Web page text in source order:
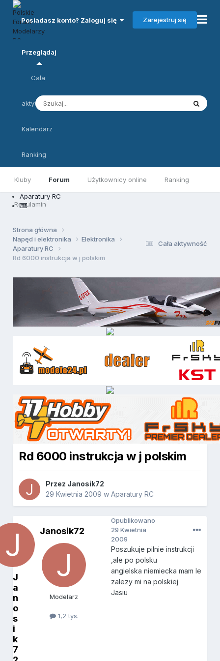
Posiadasz konto? Zaloguj się Zarejestruj się
Przeglądaj
Kluby Forum Użytkownicy online Ranking
Regulamin
Cała
aktywność
Kalendarz
Ranking
Aparatury RC
Cała aktywność
Strona główna
Napęd i elektronika
Elektronika
Aparatury RC
Rd 6000 instrukcja w j polskim
Rd 6000 instrukcja w j polskim
Przez Janosik72
29 Kwietnia 2009 wAparatury RC
J
a
n
o
s
i
k
7
Janosik72
Modelarz
1,2 tys.
Opublikowano
29 Kwietnia
2009
Poszukuje pilnie instrukcji
,ale po polsku
angielska niemiecka mam le
zalezy mi na polskiej
Jasiu